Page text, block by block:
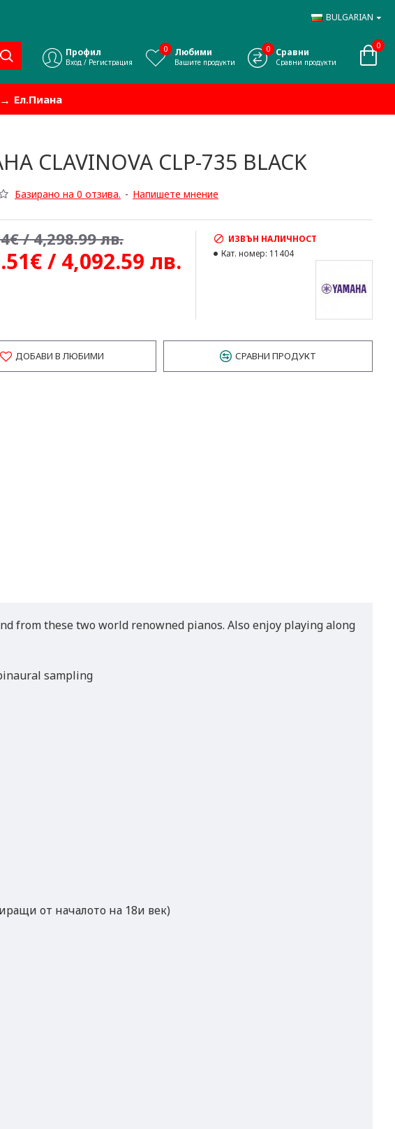
BULGARIAN
Профил
Вход / Регистрация
Любими
Вашите продукти
0 Сравни
Сравни продукти
0 0
Ел.Пиана
CLAVINOVA CLP-735 BLACK
Базирано на 0 отзива. - Напишете мнение
/ 4,092.59 лв.
/ 4,298.99 лв.
ИЗВЪН НАЛИЧНОСТ
Кат. номер: 11404
ДОБАВИ В ЛЮБИМИ СРАВНИ ПРОДУКТ
from these two world renowned pianos. Also enjoy playing along
sampling
от началото на 18и век)